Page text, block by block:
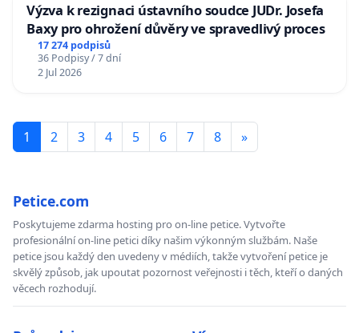
Výzva k rezignaci ústavního soudce JUDr. Josefa
Baxy pro ohrožení důvěry ve spravedlivý proces
17 274 podpisů
36 Podpisy / 7 dní
2 Jul 2026
1 2 3 4 5 6 7 8 »
Petice.com
Poskytujeme zdarma hosting pro on-line petice. Vytvořte
profesionální on-line petici díky našim výkonným službám. Naše
petice jsou každý den uvedeny v médiích, takže vytvoření petice je
skvělý způsob, jak upoutat pozornost veřejnosti i těch, kteří o daných
věcech rozhodují.